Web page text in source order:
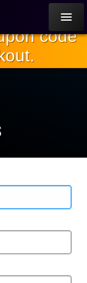
code